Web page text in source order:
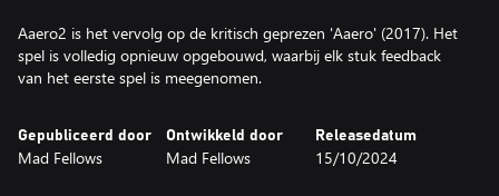
Aaero2 is het vervolg op de kritisch geprezen 'Aaero' (2017). Het
spel is volledig opnieuw opgebouwd, waarbij elk stuk feedback
van het eerste spel is meegenomen.
Gepubliceerd door
Mad Fellows
Ontwikkeld door
Mad Fellows
Releasedatum
15/10/2024